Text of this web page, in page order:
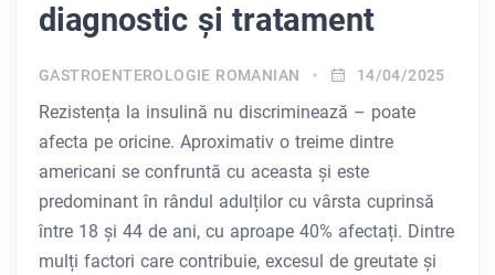
diagnostic și tratament
GASTROENTEROLOGIE ROMANIAN 14/04/2025
Rezistența la insulină nu discriminează – poate
afecta pe oricine. Aproximativ o treime dintre
americani se confruntă cu aceasta și este
predominant în rândul adulților cu vârsta cuprinsă
între 18 și 44 de ani, cu aproape 40% afectați. Dintre
mulți factori care contribuie, excesul de greutate și